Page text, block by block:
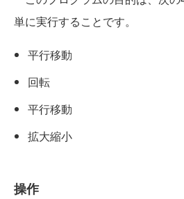
単に実行することです。
平行移動
回転
平行移動
拡大縮小
操作